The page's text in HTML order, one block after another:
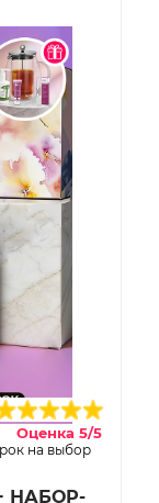
Оценка 5/5
на выбор
НАБОР-